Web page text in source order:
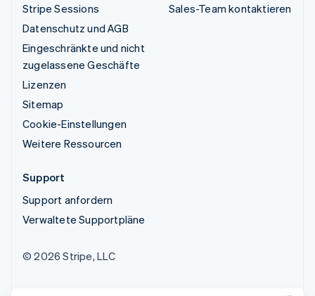
Stripe Sessions
Datenschutz und AGB
Eingeschränkte und nicht
zugelassene Geschäfte
Lizenzen
Sitemap
Cookie-Einstellungen
Weitere Ressourcen
Sales-Team kontaktieren
Support
Support anfordern
Verwaltete Supportpläne
© 2026 Stripe, LLC